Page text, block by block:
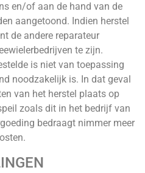
en/of aan de hand van de
aangetoond. Indien herstel
de andere reparateur
te zijn.
is niet van toepassing
noodzakelijk is. In dat geval
van het herstel plaats op
zoals dit in het bedrijf van
bedraagt nimmer meer